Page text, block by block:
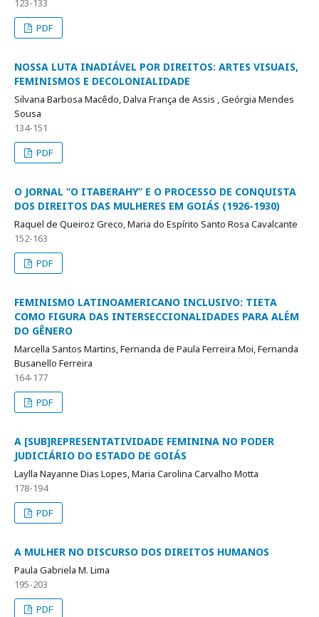
123-133
PDF
NOSSA LUTA INADIÁVEL POR DIREITOS: ARTES VISUAIS,
FEMINISMOS E DECOLONIALIDADE
Silvana Barbosa Macêdo, Dalva França de Assis , Geórgia Mendes
Sousa
134-151
PDF
O JORNAL “O ITABERAHY” E O PROCESSO DE CONQUISTA
DOS DIREITOS DAS MULHERES EM GOIÁS (1926-1930)
Raquel de Queiroz Greco, Maria do Espírito Santo Rosa Cavalcante
152-163
PDF
FEMINISMO LATINOAMERICANO INCLUSIVO: TIETA
COMO FIGURA DAS INTERSECCIONALIDADES PARA ALÉM
DO GÊNERO
Marcella Santos Martins, Fernanda de Paula Ferreira Moi, Fernanda
Busanello Ferreira
164-177
PDF
A [SUB]REPRESENTATIVIDADE FEMININA NO PODER
JUDICIÁRIO DO ESTADO DE GOIÁS
Laylla Nayanne Dias Lopes, Maria Carolina Carvalho Motta
178-194
PDF
A MULHER NO DISCURSO DOS DIREITOS HUMANOS
Paula Gabriela M. Lima
195-203
PDF